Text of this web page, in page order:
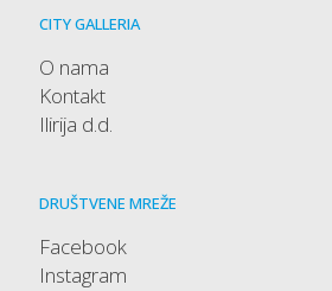
CITY GALLERIA
O nama
Kontakt
Ilirija d.d.
DRUŠTVENE MREŽE
Facebook
Instagram